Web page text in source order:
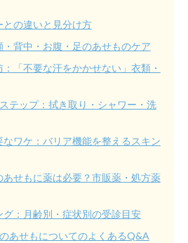
との違いと見分け方
背中・お腹・足のあせものケア
「不要な汗をかかせない」衣類・
テップ：拭き取り・シャワー・洗
なワケ：バリア機能を整えるスキン
せもに薬は必要？市販薬・処方薬
：月齢別・症状別の受診目安
あせもについてのよくあるQ&A